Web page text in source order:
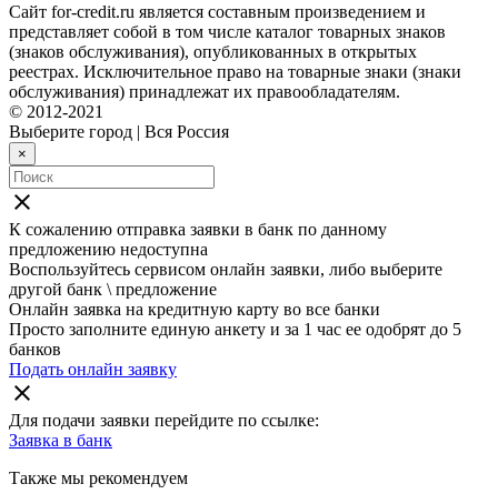
Сайт for-credit.ru является составным произведением и
представляет собой в том числе каталог товарных знаков
(знаков обслуживания), опубликованных в открытых
реестрах. Исключительное право на товарные знаки (знаки
обслуживания) принадлежат их правообладателям.
© 2012-2021
Выберите город | Вся Россия
×
close
К сожалению отправка заявки в банк по данному
предложению недоступна
Воспользуйтесь сервисом онлайн заявки, либо выберите
другой банк \ предложение
Онлайн заявка на кредитную карту во все банки
Просто заполните единую анкету и за 1 час ее одобрят до 5
банков
Подать онлайн заявку
close
Для подачи заявки перейдите по ссылке:
Заявка в банк
Также мы рекомендуем